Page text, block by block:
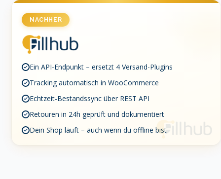
NACHHER
Ein API-Endpunkt – ersetzt 4 Versand-Plugins
Tracking automatisch in WooCommerce
Echtzeit-Bestandssync über REST API
Retouren in 24h geprüft und dokumentiert
Dein Shop läuft – auch wenn du offline bist